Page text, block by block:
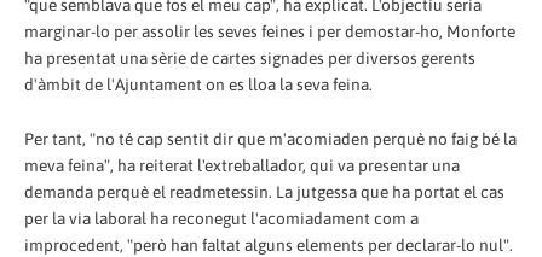
"que semblava que fos el meu cap", ha explicat. L'objectiu seria
marginar-lo per assolir les seves feines i per demostar-ho, Monforte
ha presentat una sèrie de cartes signades per diversos gerents
d'àmbit de l'Ajuntament on es lloa la seva feina.
Per tant, "no té cap sentit dir que m'acomiaden perquè no faig bé la
meva feina", ha reiterat l'extreballador, qui va presentar una
demanda perquè el readmetessin. La jutgessa que ha portat el cas
per la via laboral ha reconegut l'acomiadament com a
improcedent, "però han faltat alguns elements per declarar-lo nul".